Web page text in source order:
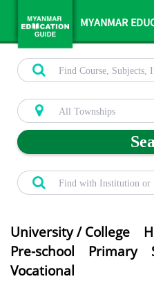
MYANMAR
University / College
Pre-school
Primary
Vocational